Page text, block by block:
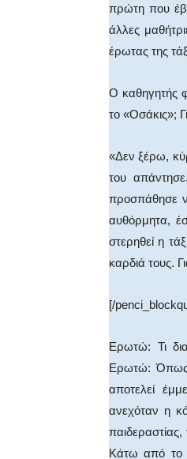
πρώτη που
άλλες
έρωτας της
Ο καθηγητής
το «Οσάκις»;
«Δεν ξέρω,
του
προσπάθησε
αυθόρμητα,
στερηθεί η
καρδιά τους.
[/
Ερωτώ: Τι
Ερωτώ: Όπως
αποτελεί
ανεχόταν η
Κάτω από το